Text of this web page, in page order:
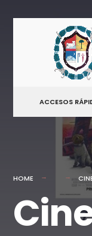
ACCESOS
HOME